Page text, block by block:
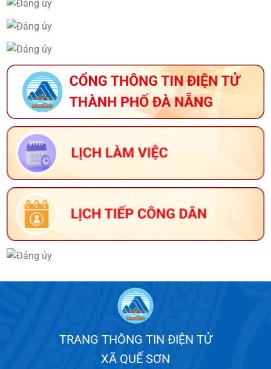
TRANG THÔNG TIN ĐIỆN TỬ
XÃ QUẾ SƠN